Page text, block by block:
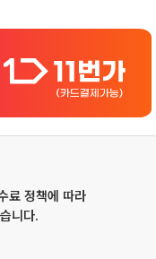
료 정책에 따라
니다.